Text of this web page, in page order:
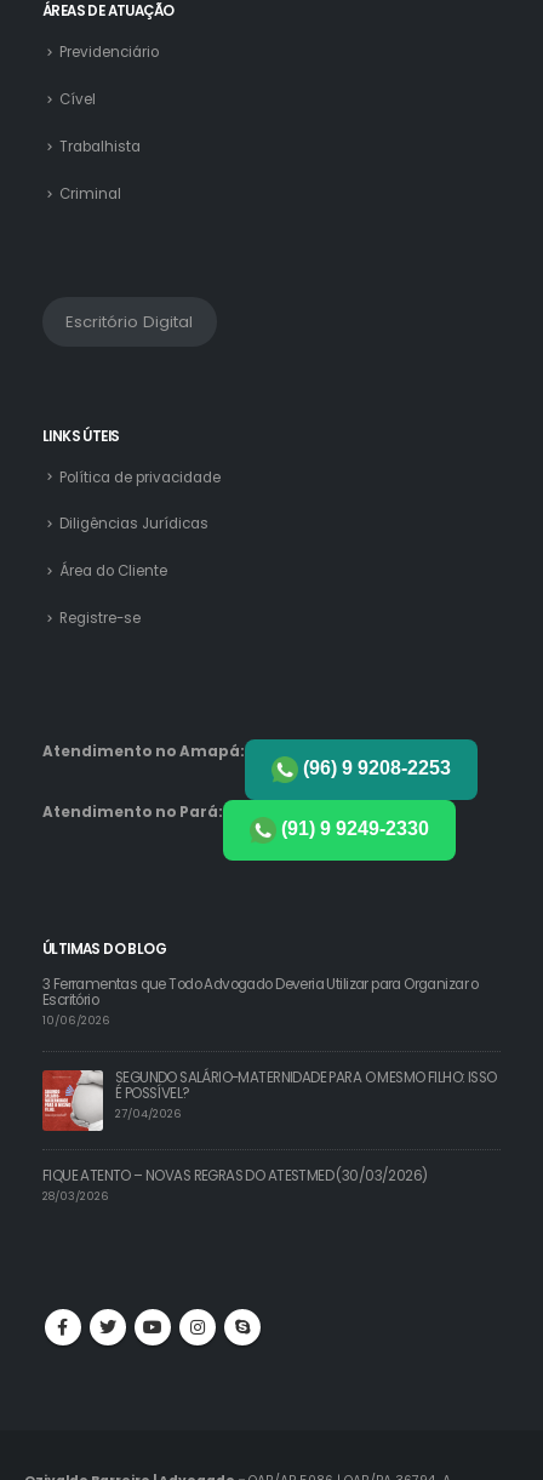
ÁREAS DE ATUAÇÃO
Previdenciário
Cível
Trabalhista
Criminal
Escritório Digital
LINKS ÚTEIS
Política de privacidade
Diligências Jurídicas
Área do Cliente
Registre-se
Atendimento no Amapá:
(96) 9 9208-2253
Atendimento no Pará:
(91) 9 9249-2330
ÚLTIMAS DO BLOG
3 Ferramentas que Todo Advogado Deveria Utilizar para Organizar o
Escritório
10/06/2026
SEGUNDO SALÁRIO-MATERNIDADE PARA O MESMO FILHO: ISSO
É POSSÍVEL?
27/04/2026
FIQUE ATENTO – NOVAS REGRAS DO ATESTMED (30/03/2026)
28/03/2026